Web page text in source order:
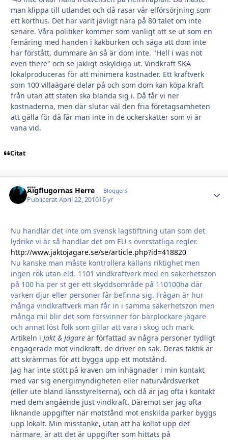
man klippa till utlandet och då rasar vår elförsörjning som
ett korthus. Det har varit jävligt nära på 80 talet om inte
senare. Våra politiker kommer som vanligt att se ut som en
femåring med handen i kakburken och säga att dom inte
har förstått, dummare än så är dom inte. "Hell i was not
even there" och se jäkligt oskyldiga ut. Vindkraft SKA
lokalproduceras för att minimera kostnader. Ett kraftverk
som 100 villaägare delar på och som dom kan köpa kraft
från utan att staten ska blanda sig i. Då får vi ner
kostnaderna, men där slutar väl den fria företagsamheten
att gälla för då får man inte in de ockerskatter som vi är
vana vid.
Citat
Älgflugornas Herre Bloggers
PubliceratApril 22, 201016 yr
Nu handlar det inte om svensk lagstiftning utan som det
lydrike vi är så handlar det om EU s överstatliga regler.
http://www.jaktojagare.se/se/article.php?id=418820
Nu kanske man måste kontrollera källans riktighet men
ingen rök utan eld. 1101 vindkraftverk med en säkerhetszon
på 100 ha per st ger ett skyddsområde på 110100ha där
varken djur eller personer får befinna sig. Frågan är hur
många vindkraftverk man får in i samma säkerhetszon men
många mil blir det som försvinner för bärplockare jägare
och annat löst folk som gillar att vara i skog och mark.
Artikeln i Jakt & Jägare är författad av några personer tydligt
engagerade mot vindkraft, de driver en sak. Deras taktik är
att skrämmas för att bygga upp ett motstånd.
Jag har inte stött på kraven om inhägnader i min kontakt
med var sig energimyndigheten eller naturvårdsverket
(eller ute bland länsstyrelserna), och då är jag ofta i kontakt
med dem angående just vindkraft. Däremot ser jag ofta
liknande uppgifter när motstånd mot enskilda parker byggs
upp lokalt. Min misstanke, utan att ha kollat upp det
närmare, är att det är uppgifter som hittats på